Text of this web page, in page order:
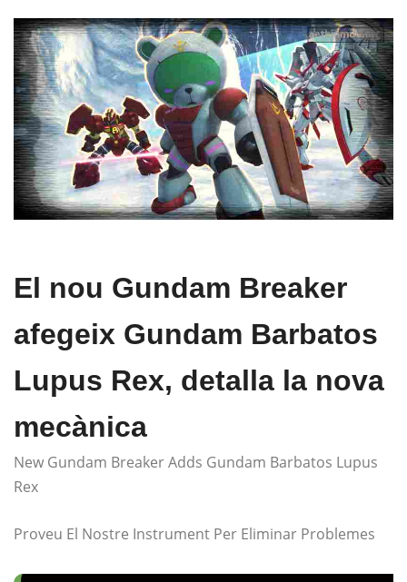
El nou Gundam Breaker
afegeix Gundam Barbatos
Lupus Rex, detalla la nova
mecànica
New Gundam Breaker Adds Gundam Barbatos Lupus
Rex
Proveu El Nostre Instrument Per Eliminar Problemes